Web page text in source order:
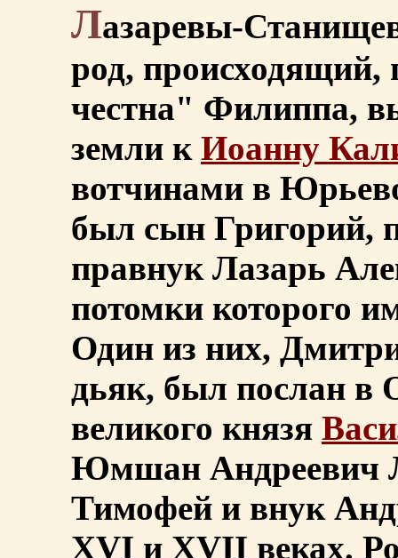
Лазаревы-
род,
честна" Филиппа,
земли к Иоанну
вотчинами в
был сын Григорий,
правнук Лазарь
потомки которого
Один из них,
дьяк, был послан в
великого князя
Юмшан Андреевич
Тимофей и внук
XVI и XVII веках.